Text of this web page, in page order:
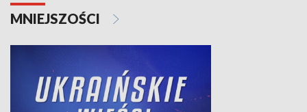
MNIEJSZOŚCI